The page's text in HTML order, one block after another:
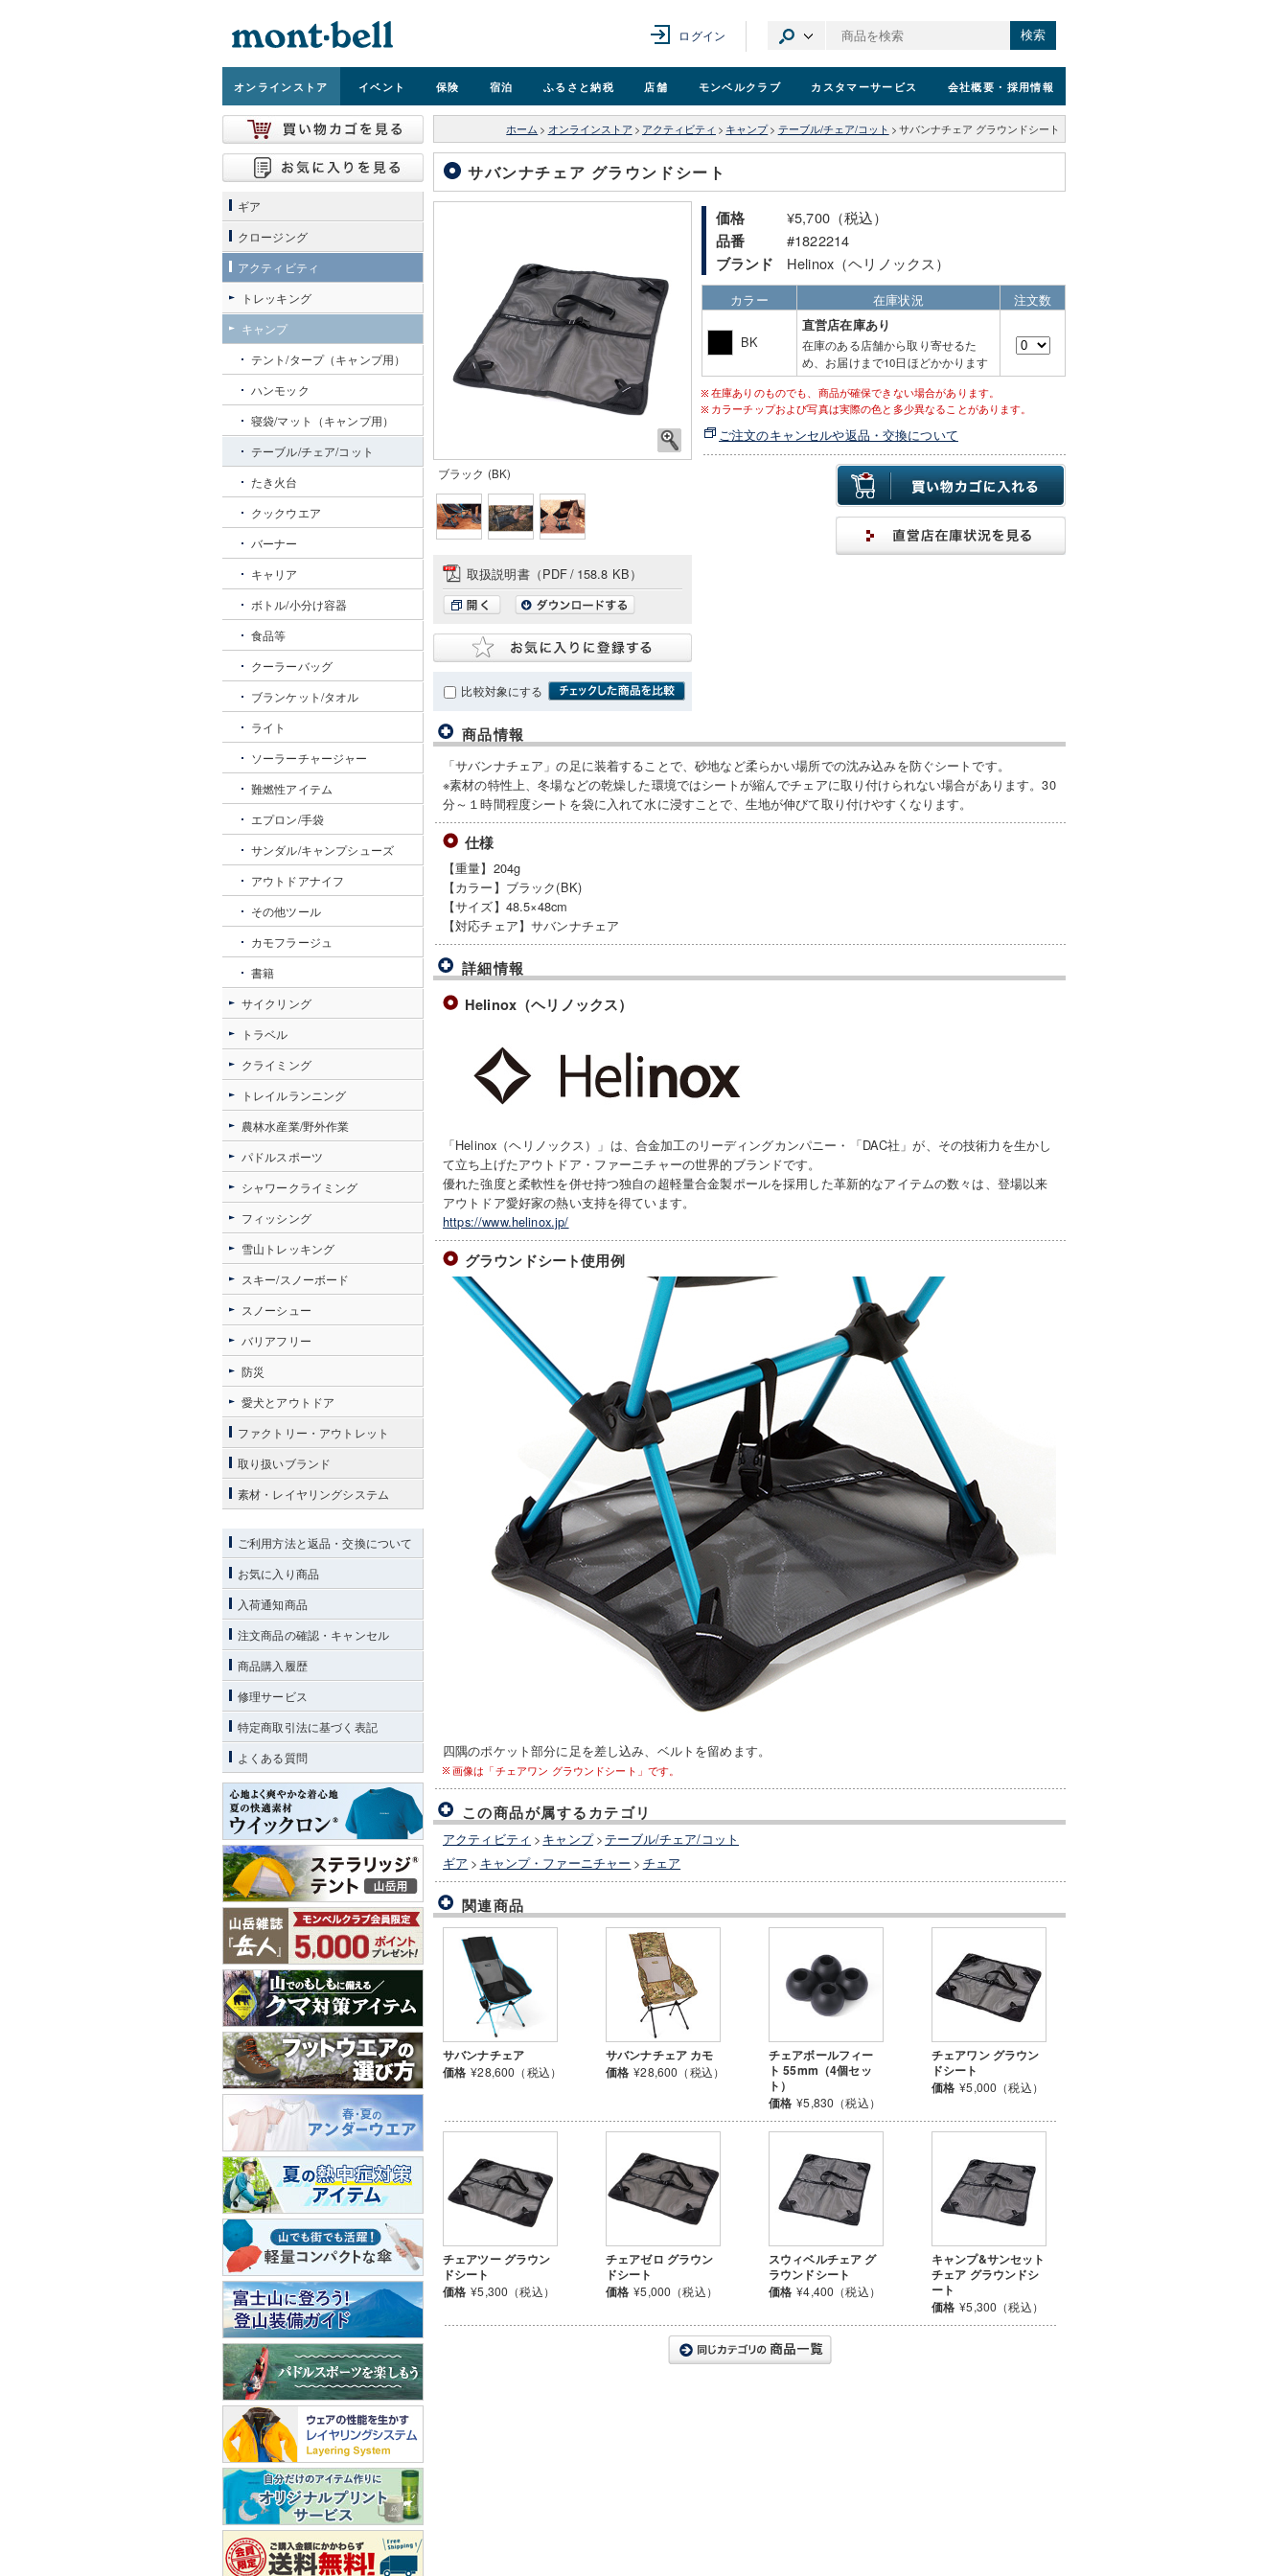
ログイン 検索
オンラインストア イベント 保険 宿泊 ふるさと納税 店舗 モンベルクラブ カスタマーサービス 会社概要 ・採用情報
ホーム > オンラインストア > アクティビティ > キャンプ> テーブル/チェア/コット > サバンナチェア グラウンドシート
サバンナチェア グラウンドシート
ブラック (BK)
取扱説明書（PDF/ 158.8 KB）
比較対象にする
価格 ¥5,700（税込）
品番 #1822214
ブランド Helinox（ヘリノックス）
カラー 在庫状況 注文数
BK
直営店在庫あり
在庫のある店舗から取り寄せるた
め、お届けまで10日ほどかかります
在庫ありのものでも、商品が確保できない場合があります。
カラーチップおよび写真は実際の色と多少異なることがあります。
ご注文のキャンセルや返品・交換について
商品情報
「サバンナチェア」の足に装着することで、砂地など柔らかい場所での沈み込みを防ぐシートです。
※素材の特性上、冬場などの乾燥した環境ではシートが縮んでチェアに取り付けられない場合があります。30
分～１時間程度シートを袋に入れて水に浸すことで、生地が伸びて取り付けやすくなります。
仕様
【重量】204g
【カラー】ブラック(BK)
【サイズ】48.5×48cm
【対応チェア】サバンナチェア
詳細情報
Helinox（ヘリノックス）
「Helinox（ヘリノックス）」は、合金加工のリーディングカンパニー・「DAC社」が、その技術力を生かし
て立ち上げたアウトドア・ファーニチャーの世界的ブランドです。
優れた強度と柔軟性を併せ持つ独自の超軽量合金製ポールを採用した革新的なアイテムの数々は、登場以来
アウトドア愛好家の熱い支持を得ています。
https://www.helinox.jp/
グラウンドシート使用例
四隅のポケット部分に足を差し込み、ベルトを留めます。
画像は「チェアワン グラウンドシート」です。
この商品が属するカテゴリ
アクティビティ > キャンプ > テーブル/チェア/コット
ギア > キャンプ・ファーニチャー > チェア
関連商品
サバンナチェア
価格 ¥28,600（税込）
サバンナチェア カモ
価格 ¥28,600（税込）
チェアボールフィー
ト 55mm（4個セッ
ト）
価格 ¥5,830（税込）
チェアワン グラウン
ドシート
価格 ¥5,000（税込）
チェアツー グラウン
ドシート
価格 ¥5,300（税込）
チェアゼロ グラウン
ドシート
価格 ¥5,000（税込）
スウィベルチェア グ
ラウンドシート
価格 ¥4,400（税込）
キャンプ&サンセット
チェア グラウンドシ
ート
価格 ¥5,300（税込）
ギア
クロージング
アクティビティ
トレッキング
キャンプ
テント/タープ（キャンプ用）
ハンモック
寝袋/マット（キャンプ用）
テーブル/チェア/コット
たき火台
クックウエア
バーナー
キャリア
ボトル/小分け容器
食品等
クーラーバッグ
ブランケット/タオル
ライト
ソーラーチャージャー
難燃性アイテム
エプロン/手袋
サンダル/キャンプシューズ
アウトドアナイフ
その他ツール
カモフラージュ
書籍
サイクリング
トラベル
クライミング
トレイルランニング
農林水産業/野外作業
パドルスポーツ
シャワークライミング
フィッシング
雪山トレッキング
スキー/スノーボード
スノーシュー
バリアフリー
防災
愛犬とアウトドア
ファクトリー・アウトレット
取り扱いブランド
素材・レイヤリングシステム
ご利用方法と返品・交換について
お気に入り商品
入荷通知商品
注文商品の確認・キャンセル
商品購入履歴
修理サービス
特定商取引法に基づく表記
よくある質問